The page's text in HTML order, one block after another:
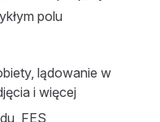
polu
lądowanie w
i więcej
FES